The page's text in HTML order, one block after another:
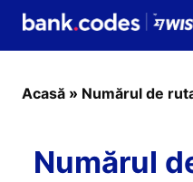
Acasă » Numărul de
Numărul